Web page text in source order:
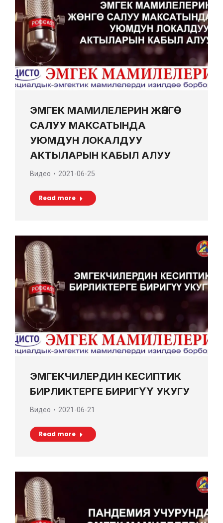
ЭМГЕК МАМИЛЕЛЕРИН ЖӨНГӨ
САЛУУ МАКСАТЫНДА
УЮМДУН ЛОКАЛДУУ
АКТЫЛАРЫН КАБЫЛ АЛУУ
Видео 2021-06-25
Read more
ЭМГЕКЧИЛЕРДИН КЕСИПТИК
БИРЛИКТЕРГЕ БИРИГҮҮ УКУГУ
Видео 2021-06-21
Read more